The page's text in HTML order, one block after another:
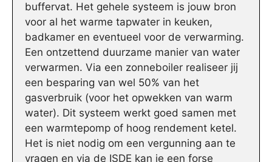
buffervat. Het gehele systeem is jouw bron
voor al het warme tapwater in keuken,
badkamer en eventueel voor de verwarming.
Een ontzettend duurzame manier van water
verwarmen. Via een zonneboiler realiseer jij
een besparing van wel 50% van het
gasverbruik (voor het opwekken van warm
water). Dit systeem werkt goed samen met
een warmtepomp of hoog rendement ketel.
Het is niet nodig om een vergunning aan te
vragen en via de ISDE kan je een forse